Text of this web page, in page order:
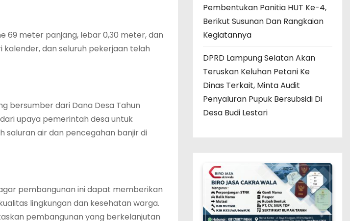
69 meter panjang, lebar 0,30 meter, dan
kalender, dan seluruh pekerjaan telah
bersumber dari Dana Desa Tahun
upaya pemerintah desa untuk
saluran air dan pencegahan banjir di
pembangunan ini dapat memberikan
lingkungan dan kesehatan warga.
pembangunan yang berkelanjutan
Pembentukan Panitia HUT Ke-4,
Berikut Susunan Dan Rangkaian
Kegiatannya
DPRD Lampung Selatan Akan
Teruskan Keluhan Petani Ke
Dinas Terkait, Minta Audit
Penyaluran Pupuk Bersubsidi Di
Desa Budi Lestari